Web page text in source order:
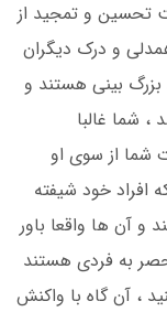
تحسین و تمجید از
و درک دیگران
بینی هستند و
شما غالبا
شما از سوی او
افراد خود شیفته
و آن ها واقعا باور
به فردی هستند
، آن گاه با واکنش